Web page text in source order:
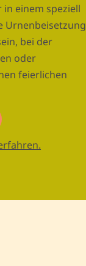
einem speziell
Urnenbeisetzung
bei der
oder
feierlichen